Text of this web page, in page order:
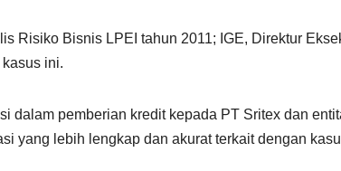
Risiko Bisnis LPEI tahun 2011; IGE, Direktur
ini.
dalam pemberian kredit kepada PT Sritex dan
yang lebih lengkap dan akurat terkait dengan